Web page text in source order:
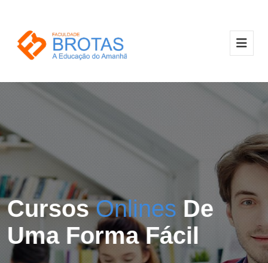
CursosOnlines De
Uma Forma Fácil